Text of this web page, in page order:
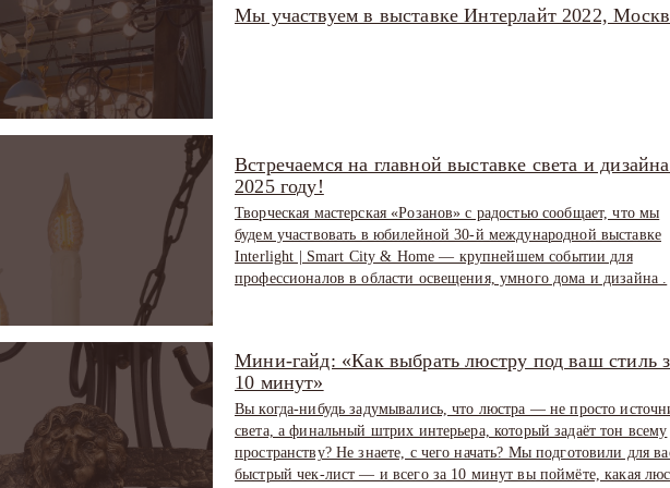
Мы участвуем в выставке Интерлайт 2022,
Встречаемся на главной выставке света и
2025 году!
Творческая мастерская «Розанов» с радостью сообщает, что мы
будем участвовать в юбилейной 30-й международной выставке
Interlight | Smart City & Home — крупнейшем событии для
профессионалов в области освещения, умного дома и дизайна .
Мини-гайд: «Как выбрать люстру под ваш стиль
10 минут»
Вы когда-нибудь задумывались, что люстра — не просто
света, а финальный штрих интерьера, который задаёт тон всему
пространству? Не знаете, с чего начать? Мы подготовили для
быстрый чек-лист — и всего за 10 минут вы поймёте, какая